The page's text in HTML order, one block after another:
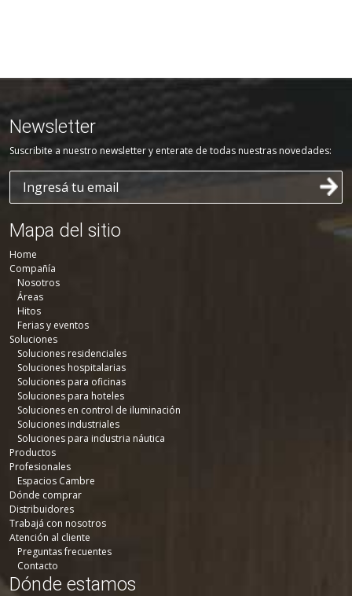
Newsletter
Suscribite a nuestro newsletter y enterate de todas nuestras novedades:
Mapa del sitio
Home
Compañía
Nosotros
Áreas
Hitos
Ferias y eventos
Soluciones
Soluciones residenciales
Soluciones hospitalarias
Soluciones para oficinas
Soluciones para hoteles
Soluciones en control de iluminación
Soluciones industriales
Soluciones para industria náutica
Productos
Profesionales
Espacios Cambre
Dónde comprar
Distribuidores
Trabajá con nosotros
Atención al cliente
Preguntas frecuentes
Contacto
Dónde estamos